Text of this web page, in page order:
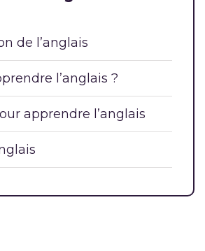
de l’anglais
l’anglais ?
apprendre l’anglais